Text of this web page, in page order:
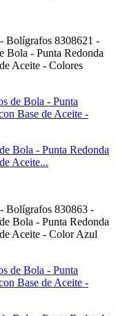
Bolígrafos 8308621 -
Bola - Punta Redonda
Aceite - Colores
Bola - Punta Redonda
Aceite...
Bolígrafos 830863 -
Bola - Punta Redonda
Aceite - Color Azul